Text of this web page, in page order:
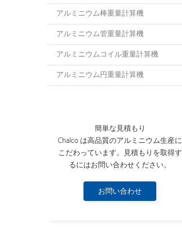
アルミニウム棒重量計算機
アルミニウム管重量計算機
アルミニウムコイル重量計算機
アルミニウム円重量計算機
簡単な見積もり
Chalco は高品質のアルミニウム生産に
こだわっています。見積もりを取得す
るにはお問い合わせください。
お問い合わせ